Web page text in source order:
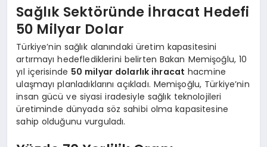
Sağlık Sektöründe İhracat Hedefi
50 Milyar Dolar
Türkiye’nin sağlık alanındaki üretim kapasitesini
artırmayı hedeflediklerini belirten Bakan Memişoğlu, 10
yıl içerisinde 50 milyar dolarlık ihracat hacmine
ulaşmayı planladıklarını açıkladı. Memişoğlu, Türkiye’nin
insan gücü ve siyasi iradesiyle sağlık teknolojileri
üretiminde dünyada söz sahibi olma kapasitesine
sahip olduğunu vurguladı.